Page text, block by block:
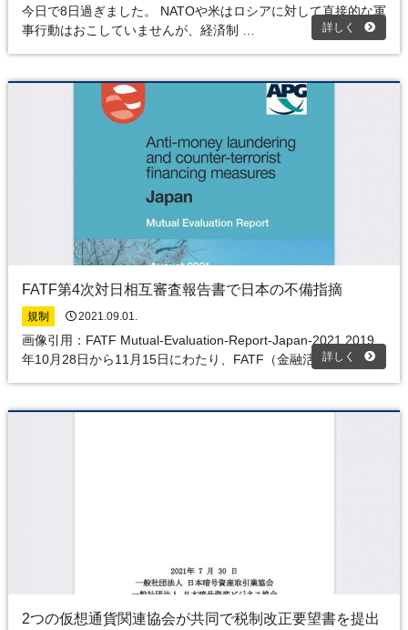
今日で8日過ぎました。 NATOや米はロシアに対して直接的な軍
事行動はおこしていませんが、経済制 …
詳しく
FATF第4次対日相互審査報告書で日本の不備指摘
規制 2021.09.01.
画像引用：FATF Mutual-Evaluation-Report-Japan-2021 2019
年10月28日から11月15日にわたり、FATF（金融活動 …
詳しく
2つの仮想通貨関連協会が共同で税制改正要望書を提出